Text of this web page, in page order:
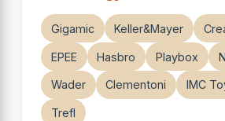
Gigamic Keller&Mayer
EPEE Hasbro Playbox
Wader Clementoni IMC
Trefl